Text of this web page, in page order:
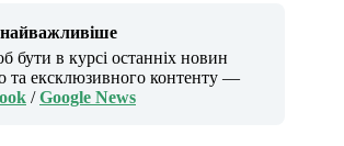
бути в курсі останніх новин
та ексклюзивного контенту —
/Google News